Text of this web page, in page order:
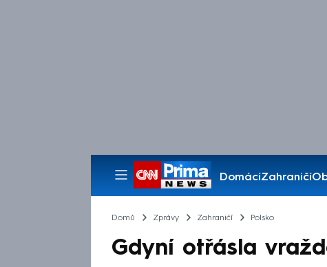
DomácíZahraničí
Pořady
Domů Zprávy Zahraničí Polsko
Gdyní otřásla